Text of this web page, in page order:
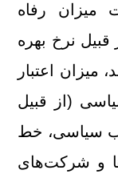
میزان رفاه
نرخ بهره
اعتبار
(از قبیل
سیاسی، خط
و شركت‌های